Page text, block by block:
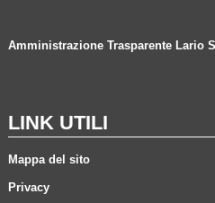
Amministrazione Trasparente Lario
LINK UTILI
Mappa del sito
Privacy